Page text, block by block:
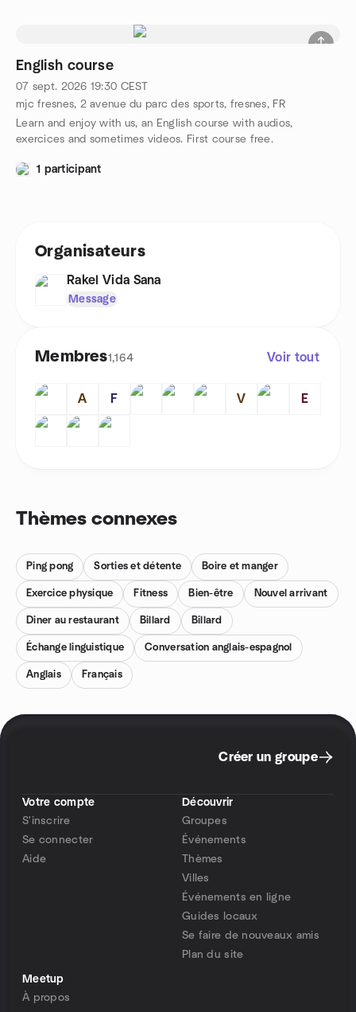
English course
07 sept. 2026 19:30 CEST
mjc fresnes, 2 avenue du parc des sports, fresnes, FR
Learn and enjoy with us, an English course with audios,
exercices and sometimes videos. First course free.
1 participant
Organisateurs
Rakel Vida Sana
Message
Membres1,164 Voir tout
A F V E
Thèmes connexes
Ping pong Sorties et détente Boire et manger
Exercice physique Fitness Bien-être Nouvel arrivant
Diner au restaurant Billard Billard
Échange linguistique Conversation anglais-espagnol
Anglais Français
Créer un groupe
Votre compte
S'inscrire
Se connecter
Aide
Découvrir
Groupes
Événements
Thèmes
Villes
Événements en ligne
Guides locaux
Se faire de nouveaux amis
Plan du site
Meetup
À propos